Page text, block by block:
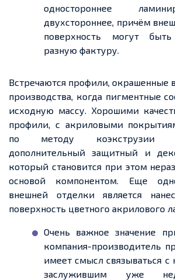
одностороннее
двухстороннее, причём
поверхность могут
разную фактуру.
Встречаются профили, окрашенные
производства, когда пигментные
исходную массу. Хорошими
профили, с акриловыми
по методу коэкструзии–
дополнительный защитный и
который становится при этом
основой компонентом. Еще
внешней отделки является
поверхность цветного акрилового
Очень важное значение
компания-производитель
имеет смысл связываться с
заслужившим уже